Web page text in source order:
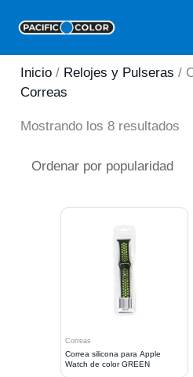
contenido
Inicio / Relojes y Pulseras /
Correas
Mostrando los 8 resultados
Correas
Correa silicona para Apple
Watch de color GREEN